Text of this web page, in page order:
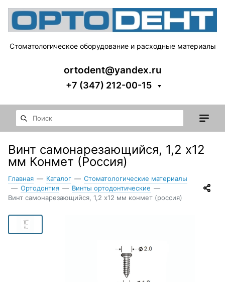
Стоматологическое оборудование и расходные материалы
ortodent@yandex.ru
+7 (347) 212-00-15
Винт самонарезающийся, 1,2 x12
мм Конмет (Россия)
Главная — Каталог — Стоматологические материалы
— Ортодонтия — Винты ортодонтические —
Винт самонарезающийся, 1,2 x12 мм конмет (россия)